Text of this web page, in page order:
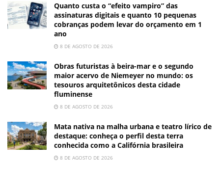
Quanto custa o “efeito vampiro” das
assinaturas digitais e quanto 10 pequenas
cobranças podem levar do orçamento em 1
ano
8 DE AGOSTO DE 2026
Obras futuristas à beira-mar e o segundo
maior acervo de Niemeyer no mundo: os
tesouros arquitetônicos desta cidade
fluminense
8 DE AGOSTO DE 2026
Mata nativa na malha urbana e teatro lírico de
destaque: conheça o perfil desta terra
conhecida como a Califórnia brasileira
8 DE AGOSTO DE 2026